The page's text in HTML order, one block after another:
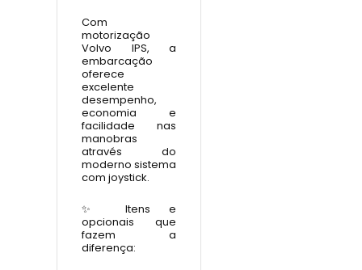
Com
motorização
Volvo IPS, a
embarcação
oferece
excelente
desempenho,
economia e
facilidade nas
manobras
através do
moderno sistema
com joystick.
✨ Itens e
opcionais que
fazem a
diferença: